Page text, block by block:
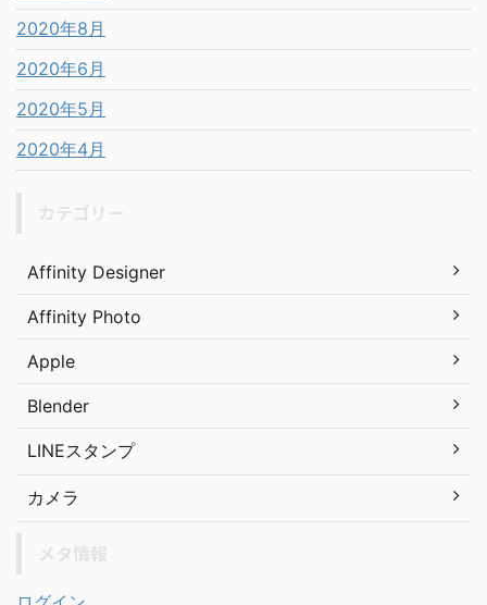
2020年8月
2020年6月
2020年5月
2020年4月
Affinity Designer
Affinity Photo
Apple
Blender
LINEスタンプ
カメラ